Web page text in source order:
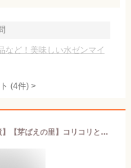
など！美味しい水ゼンマイ
(4件) >
ぜんまい 56g×4袋【国産ぜんまい水煮】【芽ばえの里】コリコリとした食感とクセのない味わいが美味しいゼンマイです。【山菜水煮 山菜 薇】ご飯のお供、お酒の肴、蕎麦、みそ汁の具にもお使い頂けます。【メール便対応】